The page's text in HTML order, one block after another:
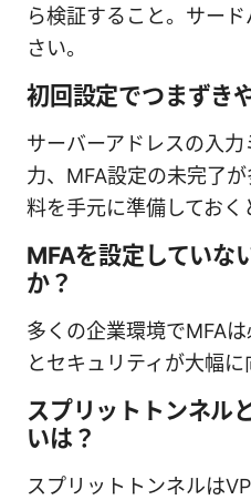
ら検証すること。サー
さい。
初回設定でつまずき
サーバーアドレスの入
力、MFA設定の未完了
料を手元に準備しておく
MFAを設定していな
か？
多くの企業環境でMFA
とセキュリティが大幅に
スプリットトンネル
いは？
スプリットトンネルは